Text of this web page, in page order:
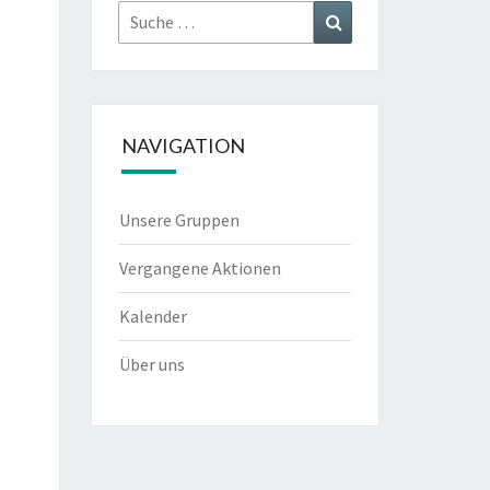
Suche
nach:
NAVIGATION
Unsere Gruppen
Vergangene Aktionen
Kalender
Über uns